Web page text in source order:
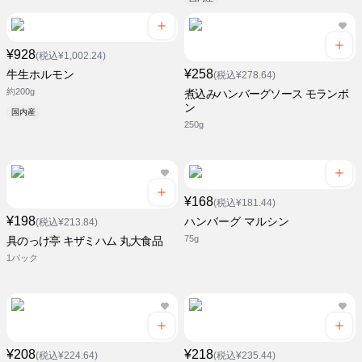
¥928(税込¥1,002.24)
牛生ホルモン
約200g
国内産
¥258(税込¥278.64)
煮込みハンバーグソース モランボ
ン
250g
¥198(税込¥213.84)
具のっけ亭 キザミハム 丸大食品
1パック
¥168(税込¥181.44)
ハンバーグ マルシン
75g
¥208(税込¥224.64) ¥218(税込¥235.44)